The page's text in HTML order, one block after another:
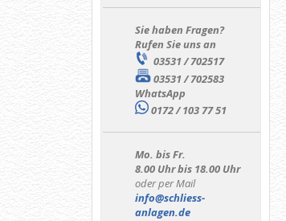
Sie haben Fragen?
Rufen Sie uns an
03531 / 702517
03531 / 702583
WhatsApp
0172 / 103 77 51
Mo. bis Fr.
8.00 Uhr bis 18.00 Uhr
oder per Mail
info@schliess-
anlagen.de